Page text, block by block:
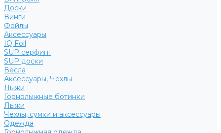
Доски
Винги
Фойлы
Аксессуары
IQ Foil
SUP серфинг
SUP доски
Весла
Аксессуары, Чехлы
Лыжи
Горнолыжные ботинки
Лыжи
Чехлы, сумки и аксессуары
Одежда